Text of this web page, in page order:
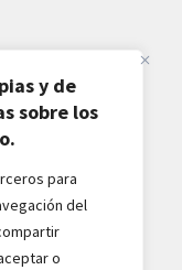
y de
sobre los
para
del
o